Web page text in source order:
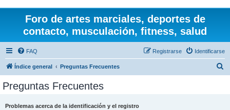
Foro de artes marciales, deportes de
contacto, musculación, fitness, salud
FAQ Identificarse
Registrarse
Índice general Preguntas Frecuentes
Preguntas Frecuentes
Problemas acerca de la identificación y el registro